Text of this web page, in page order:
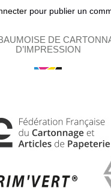
pour publier un
DE
D’IMPRESSION